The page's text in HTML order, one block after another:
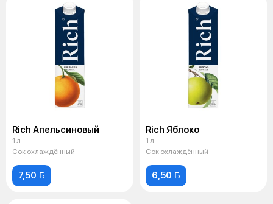
Rich Апельсиновый
1 л
Сок охлаждённый
7,50 
Rich Яблоко
1 л
Сок охлаждённый
6,50 